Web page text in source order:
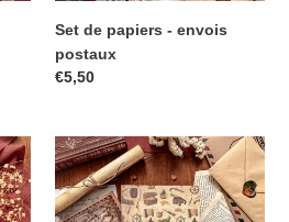
Set de papiers - envois
postaux
€5,50